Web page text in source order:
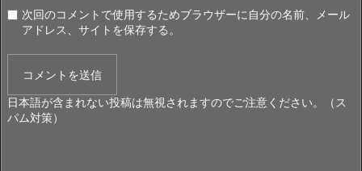
次回のコメントで使用するためブラウザーに自分の名前、メール
アドレス、サイトを保存する。
日本語が含まれない投稿は無視されますのでご注意ください。（ス
パム対策）